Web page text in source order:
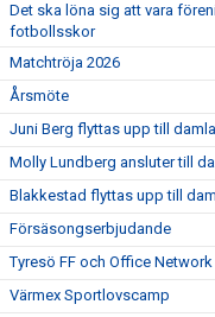
Det ska löna sig att vara
fotbollsskor
Matchtröja 2026
Årsmöte
Juni Berg flyttas upp till
Molly Lundberg ansluter till
Blakkestad flyttas upp till
Försäsongserbjudande
Tyresö FF och Office
Värmex Sportlovscamp